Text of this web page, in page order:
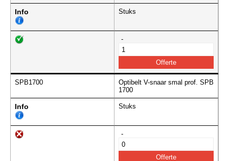
Info Stuks
-
SPB1700
Optibelt V-snaar smal prof. SPB
1700
Info Stuks
-